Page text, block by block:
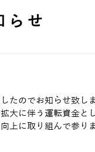
らせ
たのでお知らせ致しま
大に伴う運転資金と
上に取り組んで参りま